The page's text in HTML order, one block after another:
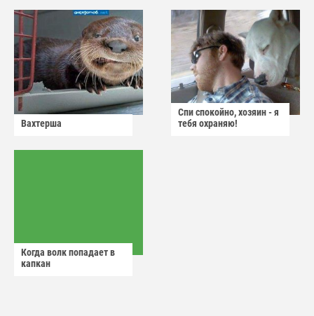
Вахтерша
Спи спокойно, хозяин - я
тебя охраняю!
Когда волк попадает в
капкан